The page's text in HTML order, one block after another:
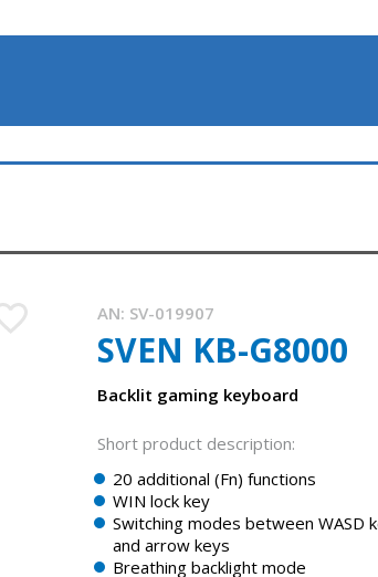
AN: SV-019907
SVEN KB-G8000
Backlit gaming keyboard
Short product description:
20 additional (Fn) functions
WIN lock key
Switching modes between WASD
and arrow keys
Breathing backlight mode